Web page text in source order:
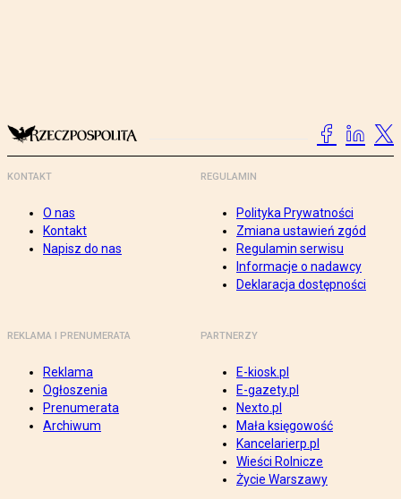
KONTAKT
O nas
Kontakt
Napisz do nas
REGULAMIN
Polityka Prywatności
Zmiana ustawień zgód
Regulamin serwisu
Informacje o nadawcy
Deklaracja dostępności
REKLAMA I PRENUMERATA
Reklama
Ogłoszenia
Prenumerata
Archiwum
PARTNERZY
E-kiosk.pl
E-gazety.pl
Nexto.pl
Mała księgowość
Kancelarierp.pl
Wieści Rolnicze
Życie Warszawy